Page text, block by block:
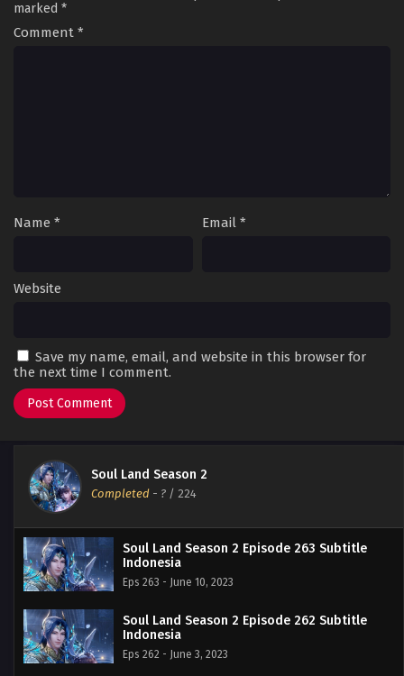
marked *
Comment *
Name * Email *
Website
Save my name, email, and website in this browser for
the next time I comment.
Soul Land Season 2
Completed - ? / 224
Soul Land Season 2 Episode 263 Subtitle
Indonesia
Eps 263 - June 10, 2023
Soul Land Season 2 Episode 262 Subtitle
Indonesia
Eps 262 - June 3, 2023